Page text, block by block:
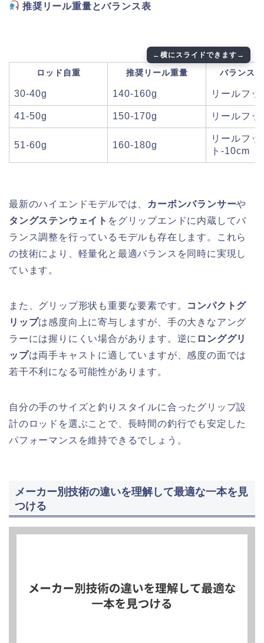
推奨リール重量とバランス表
ロッド自重 推奨リール重量 バランス
30-40g 140-160g リールフッ
41-50g 150-170g リールフ
51-60g 160-180g
リールフッ
ト-10cm
最新のハイエンドモデルでは、 カーボンバランサーや
タングステンウェイト をグリップエンドに内蔵してバ
ランス調整を行っているモデルも存在します。これら
の技術により、軽量化と最適バランスを同時に実現し
ています。
また、グリップ形状も重要な要素です。 コンパクトグ
リップは感度向上に寄与しますが、手の大きなアング
ラーには握りにくい場合があります。逆に ロンググリ
ップは両手キャストに適していますが、感度の面では
若干不利になる可能性があります。
自分の手のサイズと釣りスタイルに合ったグリップ設
計のロッドを選ぶことで、長時間の釣行でも安定した
パフォーマンスを維持できるでしょう。
メーカー別技術の違いを理解して最適な一本を見
つける